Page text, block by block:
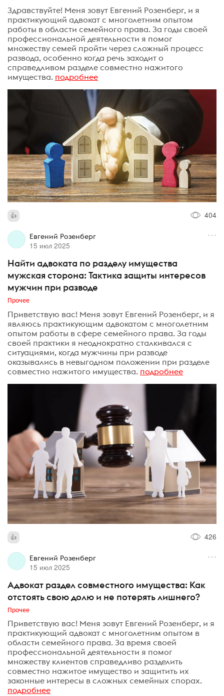
Здравствуйте! Меня зовут Евгений Розенберг, и я
практикующий адвокат с многолетним опытом
работы в области семейного права. За годы своей
профессиональной деятельности я помог
множеству семей пройти через сложный процесс
развода, особенно когда речь заходит о
справедливом разделе совместно нажитого
имущества. подробнее
404
Евгений Розенберг
15 июл 2025
Найти адвоката по разделу имущества
мужская сторона: Тактика защиты интересов
мужчин при разводе
Прочее
Приветствую вас! Меня зовут Евгений Розенберг, и я
являюсь практикующим адвокатом с многолетним
опытом работы в сфере семейного права. За годы
своей практики я неоднократно сталкивался с
ситуациями, когда мужчины при разводе
оказывались в невыгодном положении при разделе
совместно нажитого имущества. подробнее
426
Евгений Розенберг
15 июл 2025
Адвокат раздел совместного имущества: Как
отстоять свою долю и не потерять лишнего?
Прочее
Приветствую вас! Меня зовут Евгений Розенберг, и я
практикующий адвокат с многолетним опытом в
области семейного права. За время своей
профессиональной деятельности я помог
множеству клиентов справедливо разделить
совместно нажитое имущество и защитить их
законные интересы в сложных семейных спорах.
подробнее